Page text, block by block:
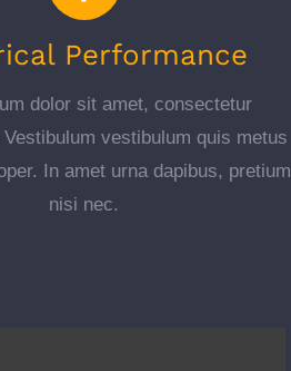
Performance
dolor sit amet, consectetur
vestibulum quis metus
In amet urna dapibus, pretium
nisi nec.